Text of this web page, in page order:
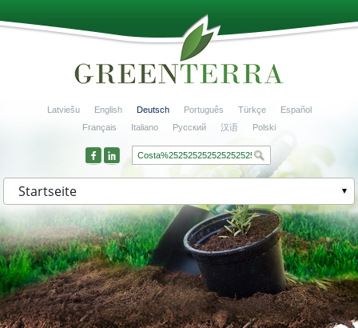
Latviešu English Deutsch Português Türkçe
Español
Français
Italiano Русский 汉语 Polski
Startseite